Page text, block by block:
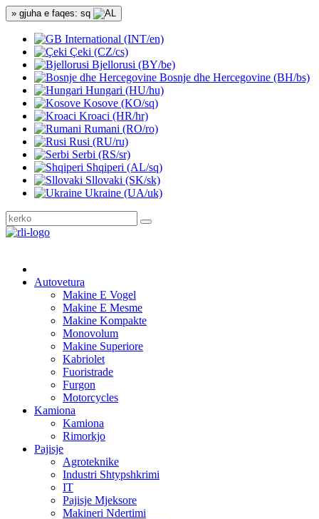
» gjuha e faqes: sq
International (INT/en)
Çeki (CZ/cs)
Bjellorusi (BY/be)
Bosnje dhe Hercegovine (BH/bs)
Hungari (HU/hu)
Kosove (KO/sq)
Kroaci (HR/hr)
Rumani (RO/ro)
Rusi (RU/ru)
Serbi (RS/sr)
Shqiperi (AL/sq)
Sllovaki (SK/sk)
Ukraine (UA/uk)
Autovetura
Makine E Vogel
Makine E Mesme
Makine Kompakte
Monovolum
Makine Superiore
Kabriolet
Fuoristrade
Furgon
Motorcycles
Kamiona
Kamiona
Rimorkjo
Pajisje
Agroteknike
Industri Shtypshkrimi
IT
Pajisje Mjeksore
Makineri Ndertimi